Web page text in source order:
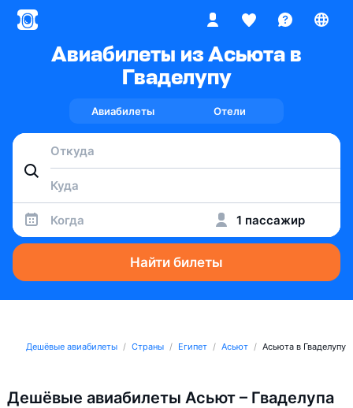
Авиабилеты из Асьюта в
Гваделупу
Авиабилеты Отели
Когда 1 пассажир
Найти билеты
Дешёвые авиабилеты Страны Египет Асьют Асьюта в Гваделупу
Дешёвые авиабилеты Асьют – Гваделупа